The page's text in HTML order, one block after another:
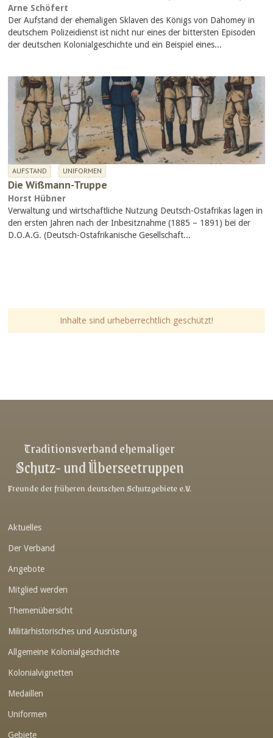
Arne Schöfert
Der Aufstand der ehemaligen Sklaven des Königs von Dahomey in
deutschem Polizeidienst ist nicht nur eines der bittersten Episoden
der deutschen Kolonialgeschichte und ein Beispiel eines...
AUFSTAND UNIFORMEN
Die Wißmann-Truppe
Horst Hübner
Verwaltung und wirtschaftliche Nutzung Deutsch-Ostafrikas lagen in
den ersten Jahren nach der Inbesitznahme (1885 – 1891) bei der
D.O.A.G. (Deutsch-Ostafrikanische Gesellschaft...
Inhalte sind urheberrechtlich geschützt!
Traditionsverband ehemaliger
Schutz- und Überseetruppen
Freunde der früheren deutschen Schutzgebiete e.V.
Aktuelles
Der Verband
Angebote
Mitglied werden
Themenübersicht
Militärhistorisches und Ausrüstung
Allgemeine Kolonialgeschichte
Kolonialvignetten
Medaillen
Uniformen
Gebiete